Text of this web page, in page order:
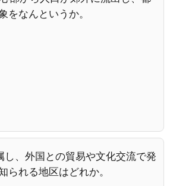
をなんというか。
し、外国との貿易や文化交流で発
られる地区はどれか。